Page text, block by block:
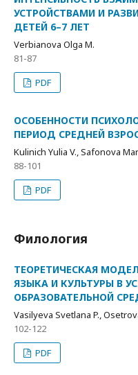
УСТРОЙСТВАМИ И
ДЕТЕЙ 6–7 ЛЕТ
Verbianova Olga M.
81-87
PDF
ОСОБЕННОСТИ
ПЕРИОД СРЕДНЕЙ
Kulinich Yulia V., Safonova
88-101
PDF
Филология
ТЕОРЕТИЧЕСКАЯ
ЯЗЫКА И КУЛЬТУРЫ В
ОБРАЗОВАТЕЛЬНОЙ
Vasilyeva Svetlana P.,
102-122
PDF